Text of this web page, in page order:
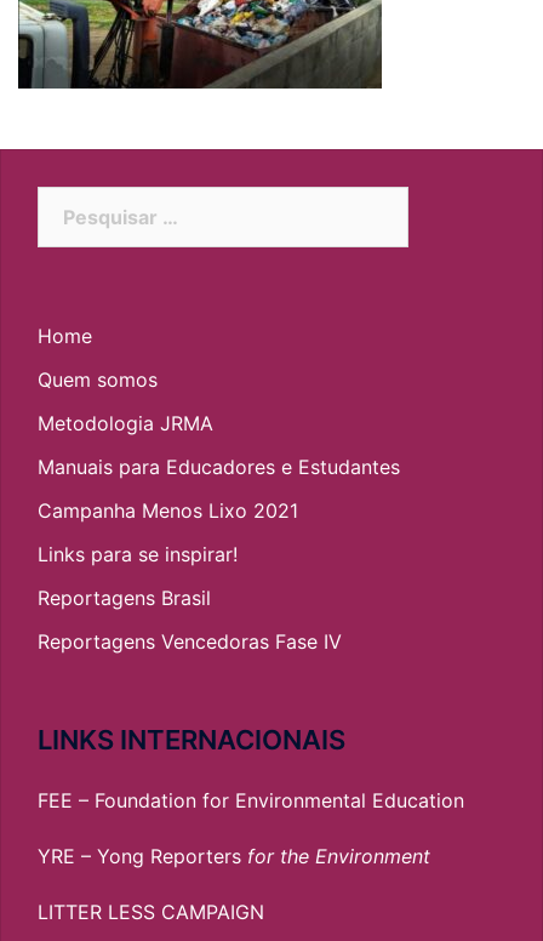
Home
Quem somos
Metodologia JRMA
Manuais para Educadores e Estudantes
Campanha Menos Lixo 2021
Links para se inspirar!
Reportagens Brasil
Reportagens Vencedoras Fase IV
LINKS INTERNACIONAIS
FEE – Foundation for Environmental Education
YRE – Yong Reporters for the Environment
LITTER LESS CAMPAIGN